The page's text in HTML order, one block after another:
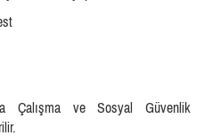
Çalışma ve Sosyal Güvenlik